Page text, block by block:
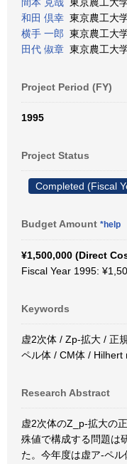
和田 倶幸 東京農工大
横手 一郎 東京農工大
田代 俶章 東京農工大
Project Period (FY)
1995
Project Status
Completed (Fiscal
Budget Amount *help
¥1,500,000 (Direct
Fiscal Year 1995:
Keywords
虚2次体 / Zp-拡大 / 正
ペル体 / CM体 /
Research Abstract
虚2次体のZ_p-拡大の
殊値で構成する問題は
た。今年度は虚ア-ペ